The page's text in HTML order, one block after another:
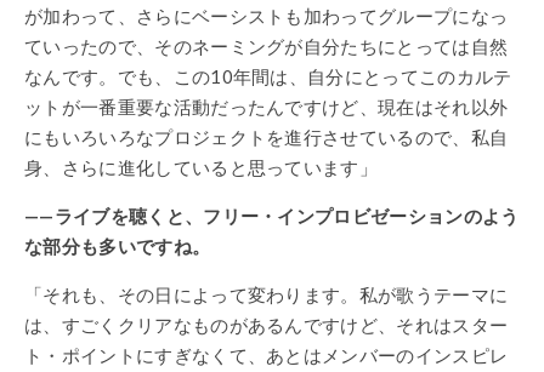
が加わって、さらにベーシストも加わってグループになっ
ていったので、そのネーミングが自分たちにとっては自然
なんです。でも、この10年間は、自分にとってこのカルテ
ットが一番重要な活動だったんですけど、現在はそれ以外
にもいろいろなプロジェクトを進行させているので、私自
身、さらに進化していると思っています」
——ライブを聴くと、フリー・インプロビゼーションのよう
な部分も多いですね。
「それも、その日によって変わります。私が歌うテーマに
は、すごくクリアなものがあるんですけど、それはスター
ト・ポイントにすぎなくて、あとはメンバーのインスピレ